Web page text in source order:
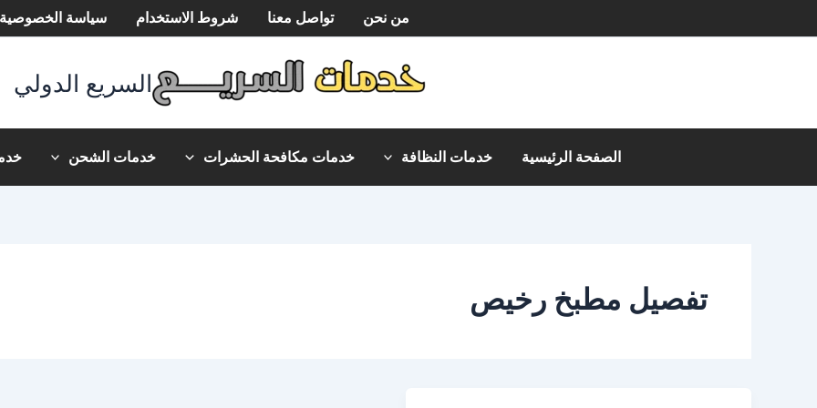
إلى
من نحن تواصل معنا شروط الاستخدام سياسة الخصوصية
السريع الدولي
الصفحة الرئيسية خدمات النظافة خدمات مكافحة الحشرات خدمات الشحن
تفصيل مطبخ رخيص